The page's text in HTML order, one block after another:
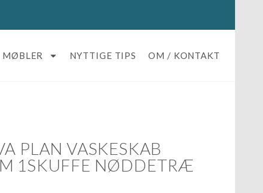
MØBLER NYTTIGE TIPS OM / KONTAKT
PLAN VASKESKAB
1SKUFFE NØDDETRÆ